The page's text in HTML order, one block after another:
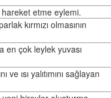
hareket etme eylemi.
kırmızı olmasının
en çok leylek yuvası
ve ısı yalıtımını sağlayan